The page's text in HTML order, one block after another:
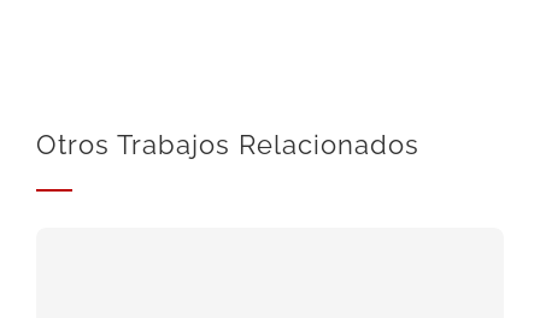
Otros Trabajos Relacionados